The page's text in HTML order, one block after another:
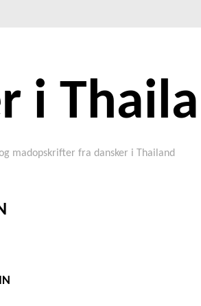
i
madopskrifter fra dansker i Thailand